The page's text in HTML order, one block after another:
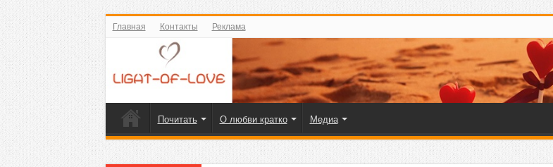
Главная Контакты Реклама
Почитать О любви кратко Медиа